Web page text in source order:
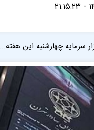
سرمایه چهارشنبه این هفته...